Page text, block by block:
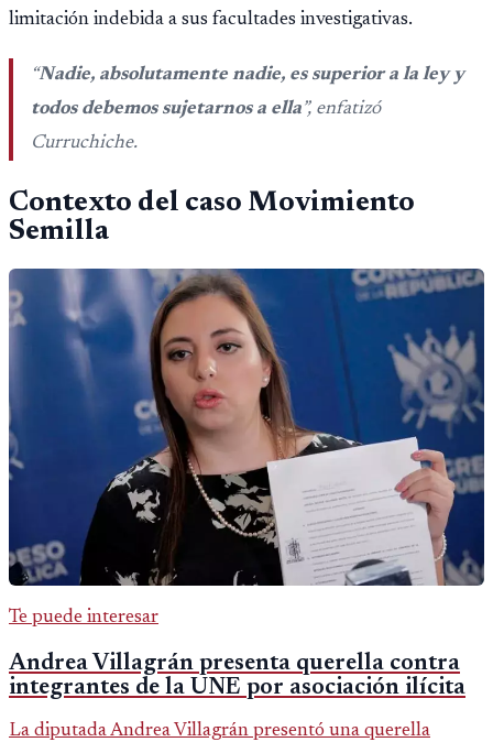
limitación indebida a sus facultades investigativas.
“Nadie, absolutamente nadie, es superior a la ley y
todos debemos sujetarnos a ella”, enfatizó
Curruchiche.
Contexto del caso Movimiento
Semilla
Te puede interesar
Andrea Villagrán presenta querella contra
integrantes de la UNE por asociación ilícita
La diputada Andrea Villagrán presentó una querella